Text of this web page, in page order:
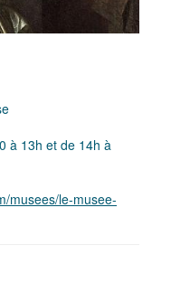
à 13h et de 14h à
musees/le-musee-